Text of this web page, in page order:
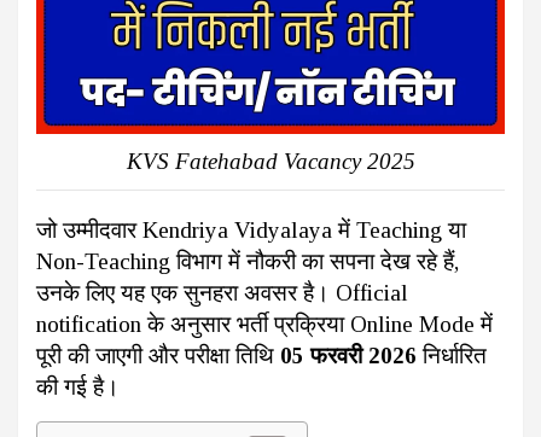
KVS Fatehabad Vacancy 2025
जो उम्मीदवार Kendriya Vidyalaya में Teaching या
Non-Teaching विभाग में नौकरी का सपना देख रहे हैं,
उनके लिए यह एक सुनहरा अवसर है। Official
notification के अनुसार भर्ती प्रक्रिया Online Mode में
पूरी की जाएगी और परीक्षा तिथि 05 फरवरी 2026 निर्धारित
की गई है।